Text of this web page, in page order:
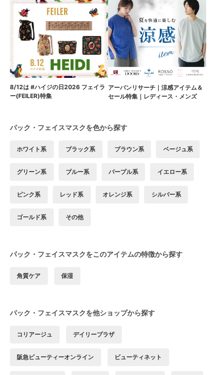
8/12は #ハイジの日2026 フェイラ
ー(FEILER)特集
アーバンリサーチ｜涼感アイテム＆
セール特集｜レディース・メンズ
パック・フェイスマスクを色から探す
ホワイト系 ブラック系 ブラウン系 ベージュ系
グリーン系 ブルー系 パープル系 イエロー系
ピンク系 レッド系 オレンジ系 シルバー系
ゴールド系 その他
パック・フェイスマスクをこのアイテムの特徴から探す
角質ケア 保湿
パック・フェイスマスクを他ショップから探す
コリアージュ デイリープラザ
阪急ビューティーオンライン ビューティネット